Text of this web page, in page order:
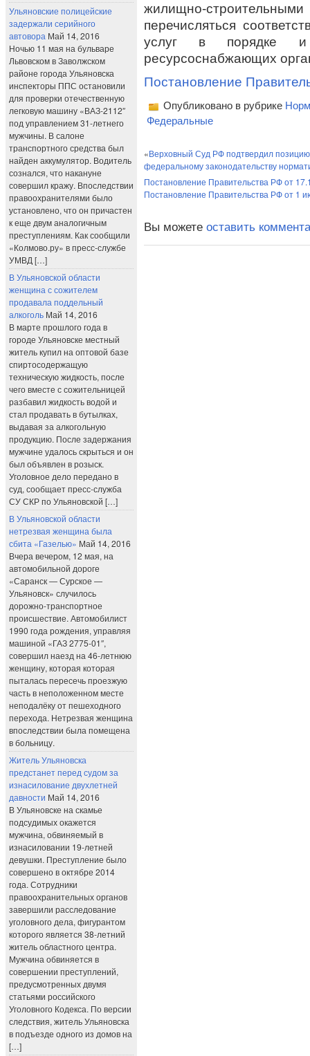
Ульяновские полицейские
задержали серийного
автовора Май 14, 2016
Ночью 11 мая на бульваре
Львовском в Заволжском
районе города Ульяновска
инспекторы ППС остановили
для проверки отечественную
легковую машину «ВАЗ-2112″
под управлением 31-летнего
мужчины. В салоне
транспортного средства был
найден аккумулятор. Водитель
сознался, что накануне
совершил кражу. Впоследствии
правоохранителями было
установлено, что он причастен
к еще двум аналогичным
преступлениям. Как сообщили
«Колмово.ру» в пресс-службе
УМВД […]
В Ульяновской области
женщина с сожителем
продавала поддельный
алкоголь Май 14, 2016
В марте прошлого года в
городе Ульяновске местный
житель купил на оптовой базе
спиртосодержащую
техническую жидкость, после
чего вместе с сожительницей
разбавил жидкость водой и
стал продавать в бутылках,
выдавая за алкогольную
продукцию. После задержания
мужчине удалось скрыться и он
был объявлен в розыск.
Уголовное дело передано в
суд, сообщает пресс-служба
СУ СКР по Ульяновской […]
В Ульяновской области
нетрезвая женщина была
сбита «Газелью» Май 14, 2016
Вчера вечером, 12 мая, на
автомобильной дороге
«Саранск — Сурское —
Ульяновск» случилось
дорожно-транспортное
происшествие. Автомобилист
1990 года рождения, управляя
машиной «ГАЗ 2775-01″,
совершил наезд на 46-летнюю
женщину, которая которая
пыталась пересечь проезжую
часть в неположенном месте
неподалёку от пешеходного
перехода. Нетрезвая женщина
впоследствии была помещена
в больницу.
Житель Ульяновска
предстанет перед судом за
изнасилование двухлетней
давности Май 14, 2016
В Ульяновске на скамье
подсудимых окажется
мужчина, обвиняемый в
изнасиловании 19-летней
девушки. Преступление было
совершено в октябре 2014
года. Сотрудники
правоохранительных органов
завершили расследование
уголовного дела, фигурантом
которого является 38-летний
житель областного центра.
Мужчина обвиняется в
совершении преступлений,
предусмотренных двумя
статьями российского
Уголовного Кодекса. По версии
следствия, житель Ульяновска
в подъезде одного из домов на
[…]
жилищно-
перечисляться
услуг в порядке и
ресурсоснабжающих
Постановление
Опубликовано в рубрике
Федеральные
«Верховный Суд РФ подтвердил
федеральному законодательству
Постановление Правительства РФ от
Постановление Правительства РФ от 1
Вы можете оставить